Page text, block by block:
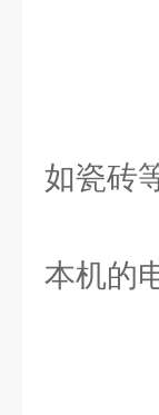
1
2
如瓷砖
3
本机的
4
5